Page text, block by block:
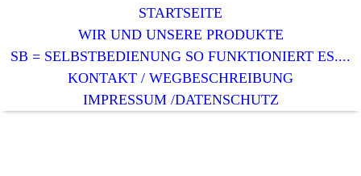
STARTSEITE
WIR UND UNSERE PRODUKTE
SB = SELBSTBEDIENUNG SO FUNKTIONIERT ES....
KONTAKT / WEGBESCHREIBUNG
IMPRESSUM /DATENSCHUTZ